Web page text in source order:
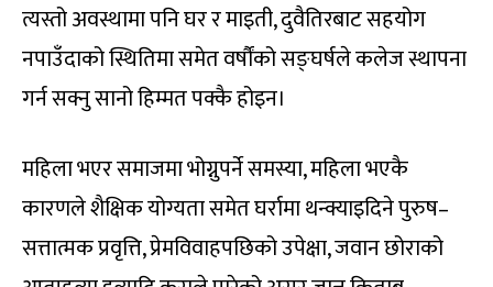
त्यस्तो अवस्थामा पनि घर र माइती, दुवैतिरबाट सहयोग
नपाउँदाको स्थितिमा समेत वर्षौंको सङ्घर्षले कलेज स्थापना
गर्न सक्नु सानो हिम्मत पक्कै होइन।
महिला भएर समाजमा भोग्नुपर्ने समस्या, महिला भएकै
कारणले शैक्षिक योग्यता समेत घर्रामा थन्क्याइदिने पुरुष–
सत्तात्मक प्रवृत्ति, प्रेमविवाहपछिको उपेक्षा, जवान छोराको